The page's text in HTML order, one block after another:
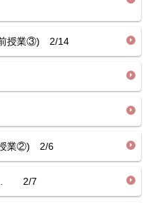
授業③) 2/14
授業②) 2/6
… 2/7